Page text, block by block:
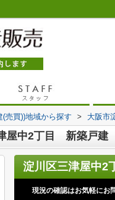
(売買))地域から探す > 大阪市
屋中2丁目 新築戸建
現況の確認はお気軽にお